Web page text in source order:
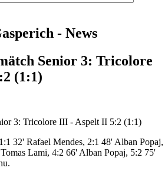
- News
Senior 3: Tricolore
(1:1)
3: Tricolore III - Aspelt II 5:2 (1:1)
32' Rafael Mendes, 2:1 48' Alban Popaj,
Lami, 4:2 66' Alban Popaj, 5:2 75'